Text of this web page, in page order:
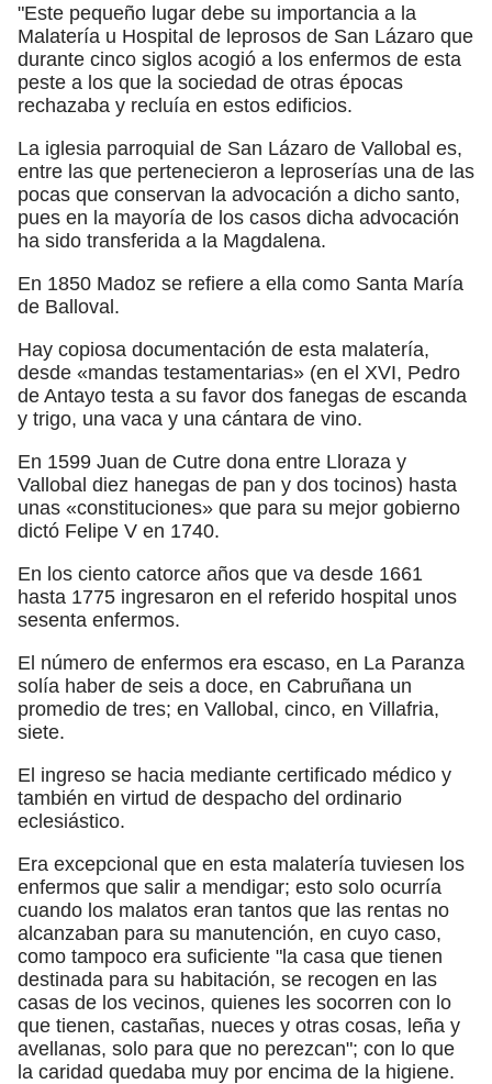
"Este pequeño lugar debe su importancia a la
Malatería u Hospital de leprosos de San Lázaro que
durante cinco siglos acogió a los enfermos de esta
peste a los que la sociedad de otras épocas
rechazaba y recluía en estos edificios.
La iglesia parroquial de San Lázaro de Vallobal es,
entre las que pertenecieron a leproserías una de las
pocas que conservan la advocación a dicho santo,
pues en la mayoría de los casos dicha advocación
ha sido transferida a la Magdalena.
En 1850 Madoz se refiere a ella como Santa María
de Balloval.
Hay copiosa documentación de esta malatería,
desde «mandas testamentarias» (en el XVI, Pedro
de Antayo testa a su favor dos fanegas de escanda
y trigo, una vaca y una cántara de vino.
En 1599 Juan de Cutre dona entre Lloraza y
Vallobal diez hanegas de pan y dos tocinos) hasta
unas «constituciones» que para su mejor gobierno
dictó Felipe V en 1740.
En los ciento catorce años que va desde 1661
hasta 1775 ingresaron en el referido hospital unos
sesenta enfermos.
El número de enfermos era escaso, en La Paranza
solía haber de seis a doce, en Cabruñana un
promedio de tres; en Vallobal, cinco, en Villafria,
siete.
El ingreso se hacia mediante certificado médico y
también en virtud de despacho del ordinario
eclesiástico.
Era excepcional que en esta malatería tuviesen los
enfermos que salir a mendigar; esto solo ocurría
cuando los malatos eran tantos que las rentas no
alcanzaban para su manutención, en cuyo caso,
como tampoco era suficiente "la casa que tienen
destinada para su habitación, se recogen en las
casas de los vecinos, quienes les socorren con lo
que tienen, castañas, nueces y otras cosas, leña y
avellanas, solo para que no perezcan"; con lo que
la caridad quedaba muy por encima de la higiene.